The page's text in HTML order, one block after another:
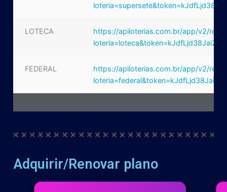
LOTECA
https://apiloterias.com.br/app/v2/
loteria=loteca&token=kJdfLjd38Jai2ek
FEDERAL
https://apiloterias.com.br/app/v2/
loteria=federal&token=kJdfLjd38Jai2ek
Adquirir/Renovar plano